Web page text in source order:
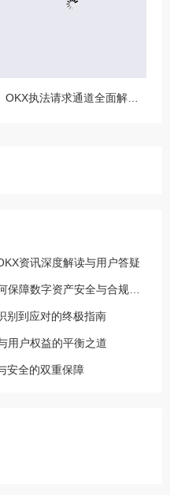
资讯深度解读与用户答疑
别到应对的终极指南
用户权益的平衡之道
安全的双重保障